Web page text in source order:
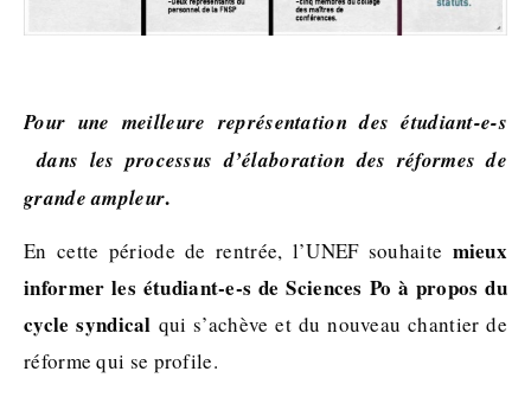
Pour une meilleure représentation des étudiant-e-s
dans les processus d’élaboration des réformes de
grande ampleur.
En cette période de rentrée, l’UNEF souhaite mieux
informer les étudiant-e-s de Sciences Po à propos du
cycle syndical qui s’achève et du nouveau chantier de
réforme qui se profile.